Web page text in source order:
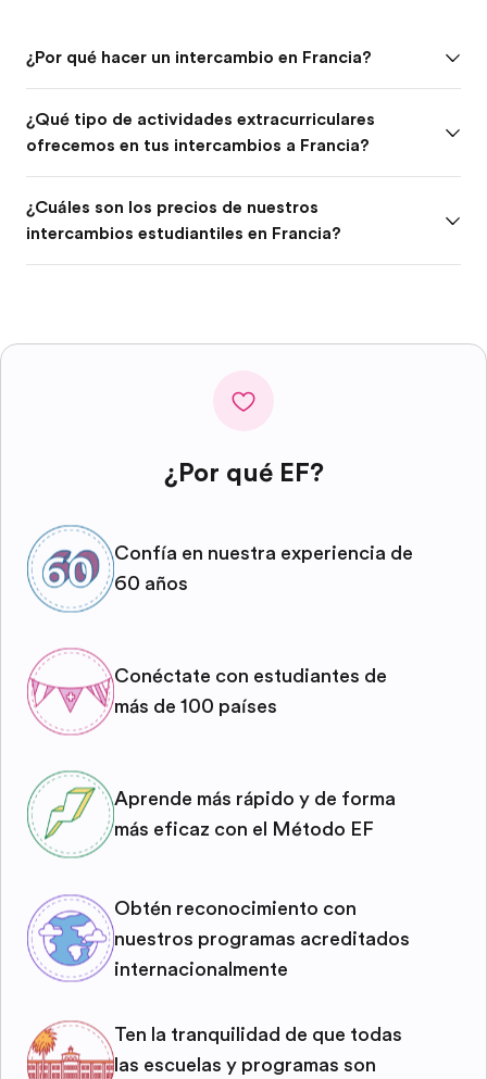
¿Por qué hacer un intercambio en Francia?
¿Qué tipo de actividades extracurriculares
ofrecemos en tus intercambios a Francia?
¿Cuáles son los precios de nuestros
intercambios estudiantiles en Francia?
¿Por qué EF?
Confía en nuestra experiencia de
60 años
Conéctate con estudiantes de
más de 100 países
Aprende más rápido y de forma
más eficaz con el Método EF
Obtén reconocimiento con
nuestros programas acreditados
internacionalmente
Ten la tranquilidad de que todas
las escuelas y programas son